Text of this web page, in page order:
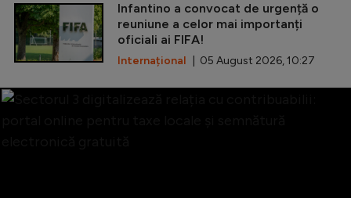
Infantino a convocat de urgență o
reuniune a celor mai importanți
oficiali ai FIFA!
Internațional | 05 August 2026, 10:27